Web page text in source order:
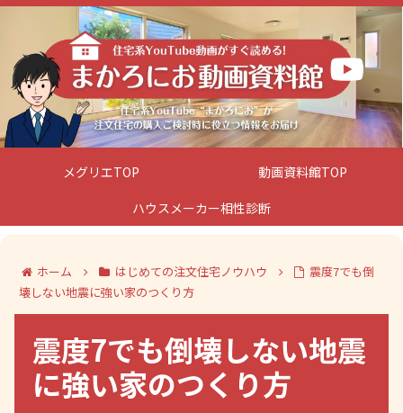
メグリエTOP
動画資料館TOP
ハウスメーカー相性診断
ホーム はじめての注文住宅ノウハウ
震度7でも倒
壊しない地震に強い家のつくり方
震度7でも倒壊しない地震
に強い家のつくり方